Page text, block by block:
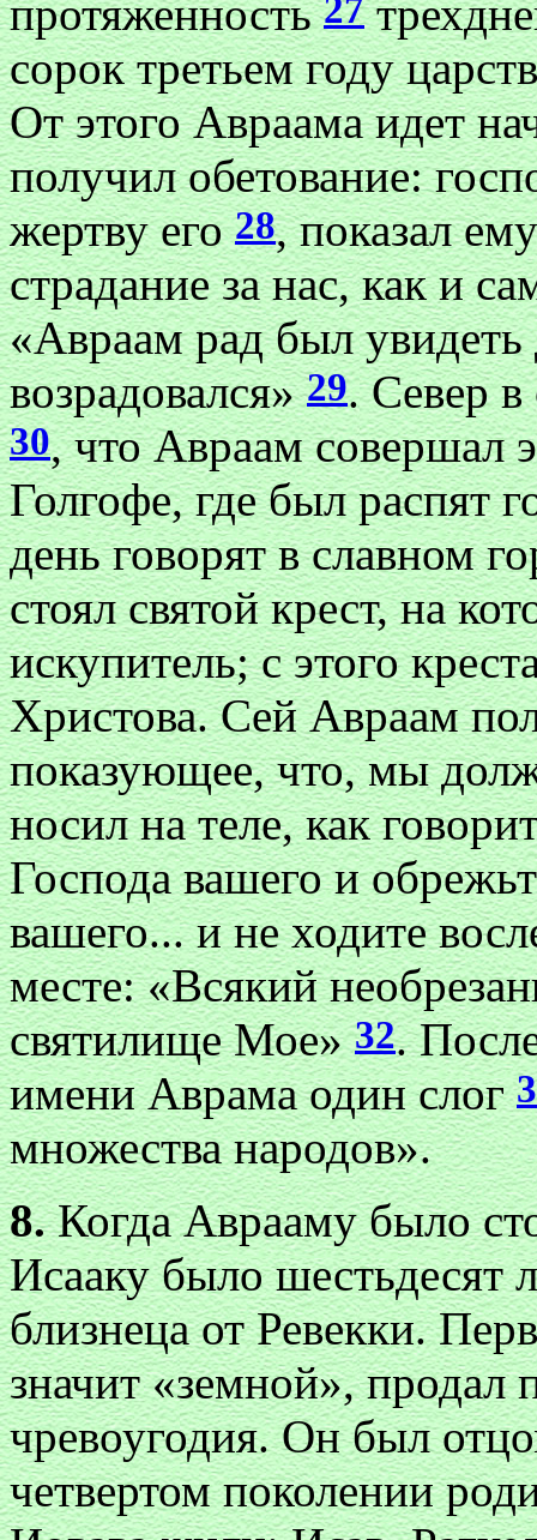
протяженность27
сорок третьем году
От этого Авраама идет
получил обетование:
жертву его28, показал
страдание за нас, как и
«Авраам рад был
возрадовался»29. Север в
30, что Авраам совершал
Голгофе, где был распят
день говорят в славном
стоял святой крест, на
искупитель; с этого
Христова. Сей Авраам
показующее, что, мы
носил на теле, как
Господа вашего и
вашего... и не ходите
месте: «Всякий
святилище Мое»32.
имени Аврама один слог
множества народов».
8.Когда Аврааму было
Исааку было шестьдесят
близнеца от Ревекки.
значит «земной», продал
чревоугодия. Он был
четвертом поколении